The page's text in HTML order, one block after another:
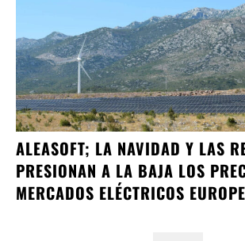
ALEASOFT; LA NAVIDAD Y LAS
PRESIONAN A LA BAJA LOS
MERCADOS ELÉCTRICOS